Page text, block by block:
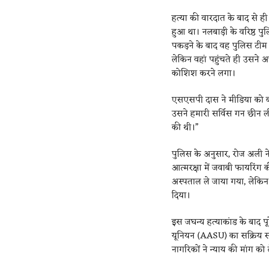
हत्या की वारदात के बाद से
हुआ था। नलबाड़ी के वरिष्ठ
पकड़ने के बाद वह पुलिस टीम
लेकिन वहां पहुंचते ही उसने
कोशिश करने लगा।
एसएसपी दास ने मीडिया
उसने हमारी सर्विस गन छीन
की थी।”
पुलिस के अनुसार, रोज अली
आत्मरक्षा में जवाबी
अस्पताल ले जाया गया,
दिया।
इस जघन्य हत्याकांड के
यूनियन (AASU) का
नागरिकों ने न्याय की मांग को